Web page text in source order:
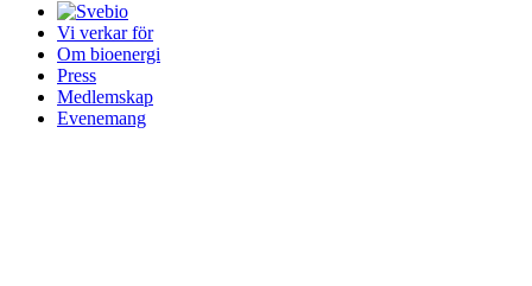
Vi verkar för
Om bioenergi
Press
Medlemskap
Evenemang